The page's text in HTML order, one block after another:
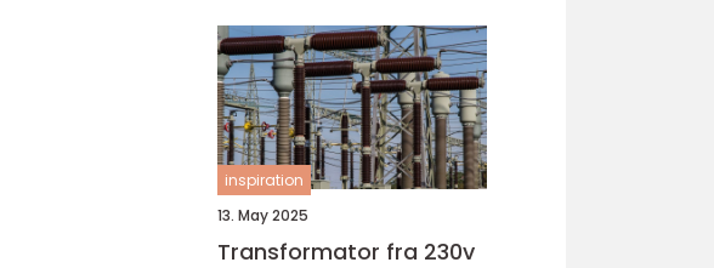
inspiration
13. May 2025
Transformator fra 230v